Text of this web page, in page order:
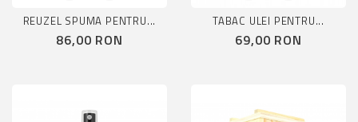
REUZEL SPUMA PENTRU...
Pret
86,00 RON
TABAC ULEI PENTRU...
Pret
69,00 RON